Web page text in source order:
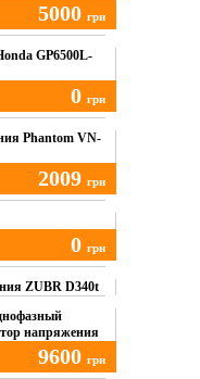
5000 грн
GP6500L-
0 грн
Phantom VN-
2009 грн
0 грн
ZUBR D340t
напряжения
9600 грн